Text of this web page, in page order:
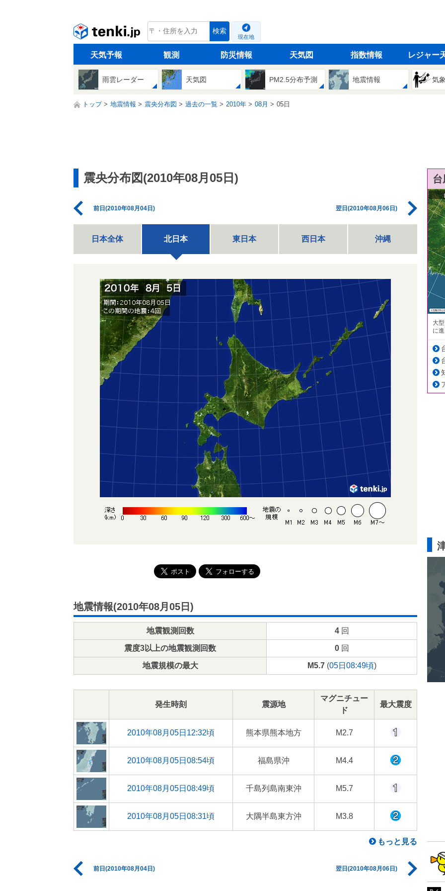
tenki.jp 検索
現在地
天気予報 観測 防災情報 天気図 指数情報 レジャー
雨雲レーダー 天気図 PM2.5分布予測 地震情報 気
トップ 地震情報 震央分布図 過去の一覧 2010年 08月 05日
震央分布図(2010年08月05日)
前日(2010年08月04日) 翌日(2010年08月06日)
日本全体 北日本 東日本 西日本 沖縄
地震情報(2010年08月05日)
地震観測回数 4回
震度3以上の地震観測回数 0回
地震規模の最大 M5.7(05日08:49頃)
発生時刻 震源地
マグニチュー
ド
最大震度
2010年08月05日12:32頃 熊本県熊本地方 M2.7
2010年08月05日08:54頃 福島県沖 M4.4
2010年08月05日08:49頃 千島列島南東沖 M5.7
2010年08月05日08:31頃 大隅半島東方沖 M3.8
もっと見る
前日(2010年08月04日) 翌日(2010年08月06日)
大
に